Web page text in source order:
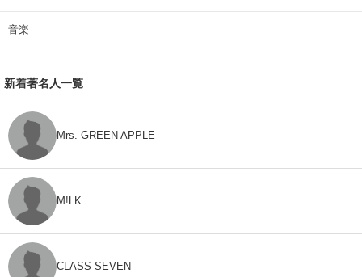
音楽
新着著名人一覧
Mrs. GREEN APPLE
M!LK
CLASS SEVEN